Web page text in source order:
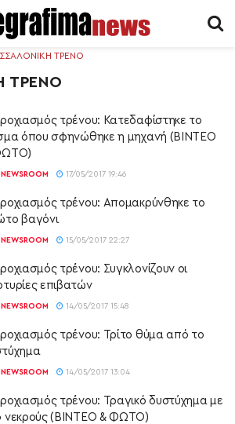
ΤΡΕΝΟ
ΤΡΕΝΟ
τρένου: Κατεδαφίστηκε το
όπου σφηνώθηκε η μηχανή (ΒΙΝΤΕΟ
NEWSROOM 17/05/2017 19:46
τρένου: Απομακρύνθηκε το
βαγόνι
NEWSROOM 15/05/2017 22:27
τρένου: Συγκλονίζουν οι
επιβατών
NEWSROOM 14/05/2017 15:48
τρένου: Τρίτο θύμα από το
NEWSROOM 14/05/2017 13:04
τρένου: Τραγικό δυστύχημα με
νεκρούς (ΒΙΝΤΕΟ & ΦΩΤΟ)